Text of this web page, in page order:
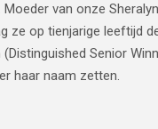
van onze
ze op tienjarige leeftijd
Senior
haar naam zetten.